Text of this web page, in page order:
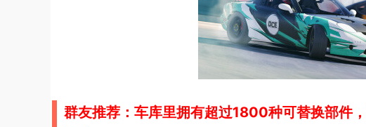
群友推荐：车库里拥有超过1800种可替换部件